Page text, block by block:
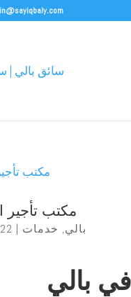
مكتب تأجير
| بالي, خدمات
بالي